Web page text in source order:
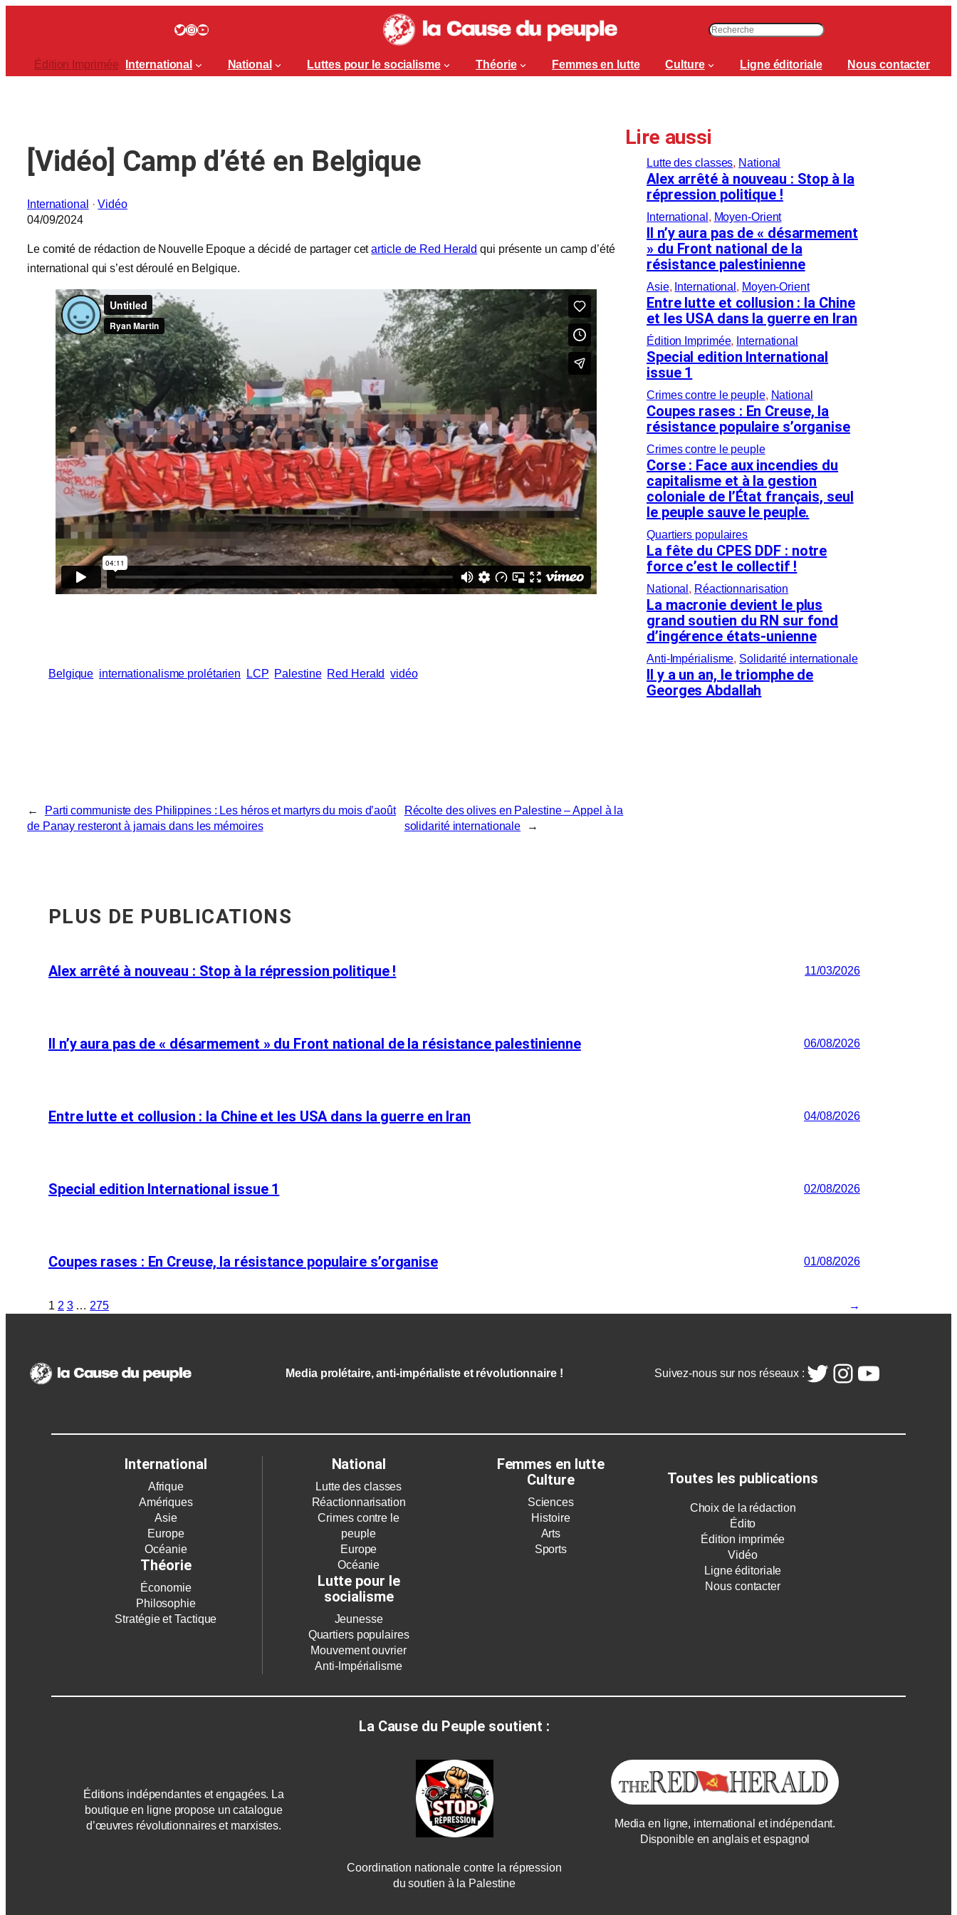
Twitter InstagramYouTube
h
h
Édition Imprimée International National Luttes pour le socialisme Théorie Femmes en lutte Culture Ligne éditoriale Nous contacter
[Vidéo] Camp d’été en Belgique
International · Vidéo
04/09/2024
Le comité de rédaction de Nouvelle Epoque a décidé de partager cetarticle de Red Herald qui présente un camp d’été
international qui s’est déroulé en Belgique.
Belgique internationalisme prolétarien LCP Palestine Red Herald vidéo
←
Parti communiste des Philippines : Les héros et martyrs du mois d’août
de Panay resteront à jamais dans les mémoires
Récolte des olives en Palestine – Appel à la
solidarité internationale
→
Lire aussi
Lutte des classes, National
Alex arrêté à nouveau : Stop à la
répression politique !
International , Moyen-Orient
Il n’y aura pas de « désarmement
» du Front national de la
résistance palestinienne
Asie, International , Moyen-Orient
Entre lutte et collusion : la Chine
et les USA dans la guerre en Iran
Édition Imprimée, International
Special edition International
issue 1
Crimes contre le peuple, National
Coupes rases : En Creuse, la
résistance populaire s’organise
Crimes contre le peuple
Corse : Face aux incendies du
capitalisme et à la gestion
coloniale de l’État français, seul
le peuple sauve le peuple.
Quartiers populaires
La fête du CPES DDF : notre
force c’est le collectif !
National , Réactionnarisation
La macronie devient le plus
grand soutien du RN sur fond
d’ingérence états-unienne
Anti-Impérialisme, Solidarité internationale
Il y a un an, le triomphe de
Georges Abdallah
PLUS DE PUBLICATIONS
Alex arrêté à nouveau : Stop à la répression politique ! 11/03/2026
Il n’y aura pas de « désarmement » du Front national de la résistance palestinienne 06/08/2026
Entre lutte et collusion : la Chine et les USA dans la guerre en Iran 04/08/2026
Special edition International issue 1 02/08/2026
Coupes rases : En Creuse, la résistance populaire s’organise 01/08/2026
1 2 3 … 275 →
Media prolétaire, anti-impérialiste et révolutionnaire ! Suivez-nous sur nos réseaux :Twitter
Instagram
YouTube
International
Afrique
Amériques
Asie
Europe
Océanie
Théorie
Économie
Philosophie
Stratégie et Tactique
National
Lutte des classes
Réactionnarisation
Crimes contre le
peuple
Europe
Océanie
Lutte pour le
socialisme
Jeunesse
Quartiers populaires
Mouvement ouvrier
Anti-Impérialisme
Femmes en lutte
Culture
Sciences
Histoire
Arts
Sports
Toutes les publications
Choix de la rédaction
Édito
Édition imprimée
Vidéo
Ligne éditoriale
Nous contacter
La Cause du Peuple soutient :
Éditions indépendantes et engagées. La
boutique en ligne propose un catalogue
d’œuvres révolutionnaires et marxistes.
Coordination nationale contre la répression
du soutien à la Palestine
Media en ligne, international et indépendant.
Disponible en anglais et espagnol